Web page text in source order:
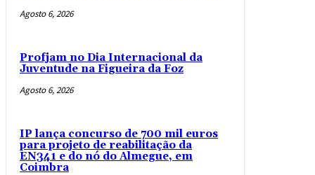
Agosto 6, 2026
Profjam no Dia Internacional da
Juventude na Figueira da Foz
Agosto 6, 2026
IP lança concurso de 700 mil euros
para projeto de reabilitação da
EN341 e do nó do Almegue, em
Coimbra